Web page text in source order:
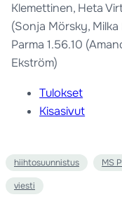
Klemettinen, Heta
(Sonja Mörsky,
Parma 1.56.10
Ekström)
Tulokset
Kisasivut
hiihtosuunnistus MS
viesti